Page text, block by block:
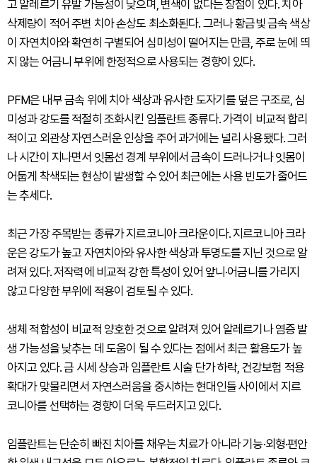
고 알레르기 유발 가능성이 낮으며, 변색이 없다는 장점이 있다. 치아
삭제량이 적어 주변 치아 손상도 최소화된다. 그러나 황금빛 금속 색상
이 자연치아와 확연히 구별되어 심미성이 떨어지는 만큼, 주로 눈에 띄
지 않는 어금니 부위에 한정적으로 사용되는 경향이 있다.
PFM은 내부 금속 위에 치아 색상과 유사한 도자기를 덮은 구조로, 심
미성과 강도를 적절히 조화시킨 임플란트 종류다. 가격이 비교적 합리
적이고 외관상 자연스러운 인상을 주어 과거에는 널리 사용됐다. 그러
나 시간이 지나면서 잇몸선 경계 부위에서 금속이 드러나거나 잇몸이
어둡게 착색되는 현상이 발생할 수 있어 최근에는 사용 빈도가 줄어드
는 추세다.
최근 가장 주목받는 종류가 지르코니아 크라운이다. 지르코니아 크라
운은 강도가 높고 자연치아와 유사한 색상과 투명도를 지닌 것으로 알
려져 있다. 저작력에 비교적 강한 특성이 있어 앞니·어금니를 가리지
않고 다양한 부위에 적용이 검토될 수 있다.
생체 적합성이 비교적 양호한 것으로 알려져 있어 알레르기나 염증 발
생 가능성을 낮추는 데 도움이 될 수 있다는 점에서 최근 활용도가 높
아지고 있다. 금 시세 상승과 임플란트 시술 단가 하락, 건강보험 적용
확대가 맞물리면서 자연스러움을 중시하는 현대인들 사이에서 지르
코니아를 선택하는 경향이 더욱 두드러지고 있다.
임플란트는 단순히 빠진 치아를 채우는 치료가 아니라 기능·외형·편안